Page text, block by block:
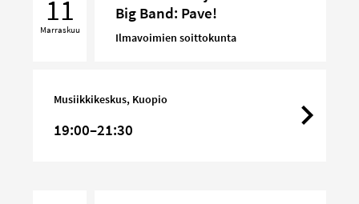
Five
ja
Band:
11
Marraskuu
Big Band: Pave!
Ilmavoimien soittokunta
Musiikkikeskus, Kuopio
19:00–21:30